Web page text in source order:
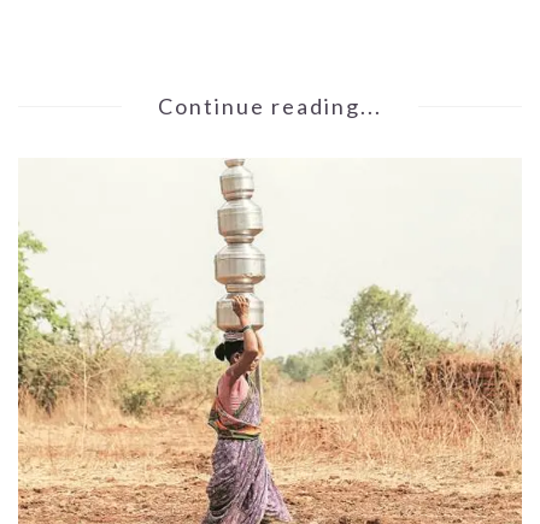
Continue reading...